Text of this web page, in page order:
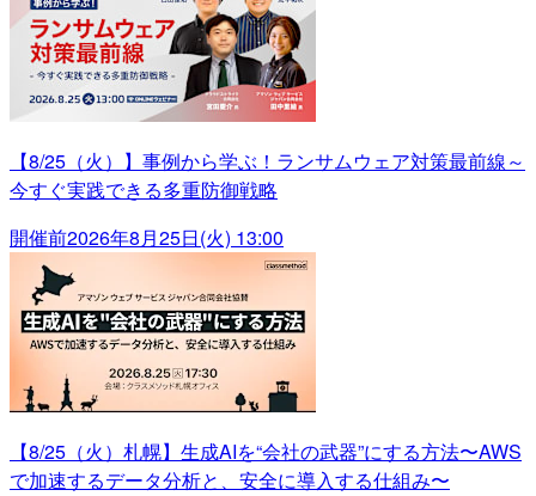
【8/25（火）】事例から学ぶ！ランサムウェア対策最前線～
今すぐ実践できる多重防御戦略
開催前2026年8月25日(火) 13:00
【8/25（火）札幌】生成AIを“会社の武器”にする方法〜AWS
で加速するデータ分析と、安全に導入する仕組み〜